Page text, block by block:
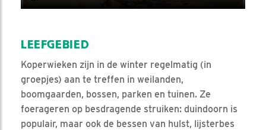
LEEFGEBIED
Koperwieken zijn in de winter regelmatig (in
groepjes) aan te treffen in weilanden,
boomgaarden, bossen, parken en tuinen. Ze
foerageren op besdragende struiken: duindoorn is
populair, maar ook de bessen van hulst, lijsterbes